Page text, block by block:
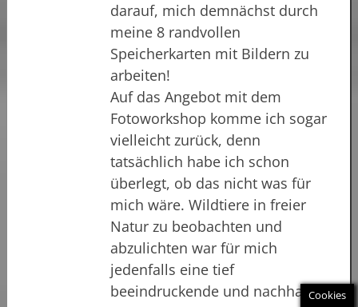
darauf, mich demnächst durch
meine 8 randvollen
Speicherkarten mit Bildern zu
arbeiten!
Auf das Angebot mit dem
Fotoworkshop komme ich sogar
vielleicht zurück, denn
tatsächlich habe ich schon
überlegt, ob das nicht was für
mich wäre. Wildtiere in freier
Natur zu beobachten und
abzulichten war für mich
jedenfalls eine tief
beeindruckende und nachhaltige
Cookies